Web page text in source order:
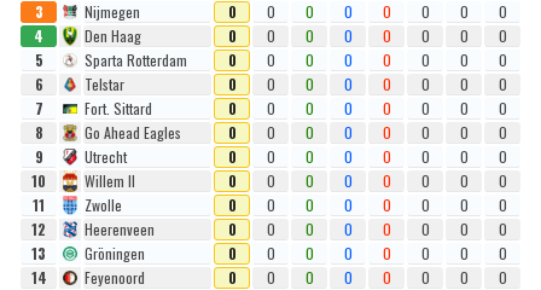
3
Nijmegen 0 0 0 0 0 0 0
0
4
Den Haag 0 0 0 0 0 0 0
0
5
Sparta Rotterdam 0 0 0 0 0 0 0
0
6
Telstar 0 0 0 0 0 0 0
0
7
Fort. Sittard 0 0 0 0 0 0 0
0
8
Go Ahead Eagles 0 0 0 0 0 0 0
0
9
Utrecht 0 0 0 0 0 0 0
0
10
Willem II 0 0 0 0 0 0 0
0
11
Zwolle 0 0 0 0 0 0 0
0
12
Heerenveen 0 0 0 0 0 0 0
0
13
Gröningen 0 0 0 0 0 0 0
0
14
Feyenoord 0 0 0 0 0 0 0
0